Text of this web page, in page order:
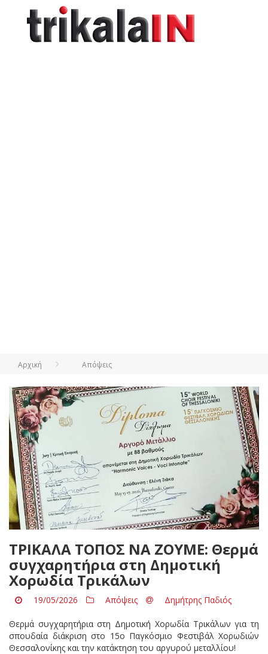
Αρχική Απόψεις
ΤΡΙΚΑΛΑ ΤΟΠΟΣ ΝΑ ΖΟΥΜΕ: Θερμά
συγχαρητήρια στη Δημοτική
Χορωδία Τρικάλων
19/05/2026 Απόψεις Δημήτρης Παδιός
Θερμά συγχαρητήρια στη Δημοτική Χορωδία Τρικάλων για τη
σπουδαία διάκριση στο 15ο Παγκόσμιο Φεστιβάλ Χορωδιών
Θεσσαλονίκης και την κατάκτηση του αργυρού μεταλλίου!